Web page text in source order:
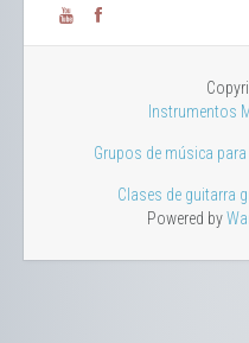
Instrumentos
Grupos de música
Clases de guitarra
Powered by